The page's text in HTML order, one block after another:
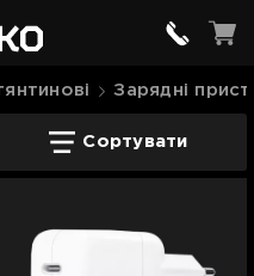
Зарядні
iPhone/iPad у
Сортувати